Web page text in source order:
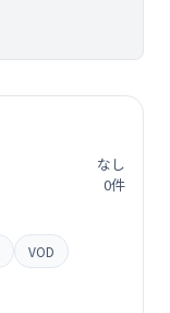
なし
0件
VOD